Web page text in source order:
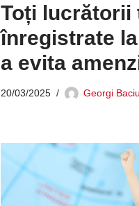
Toți lucrătorii
înregistrate
a evita
20/03/2025 Georgi Baciu